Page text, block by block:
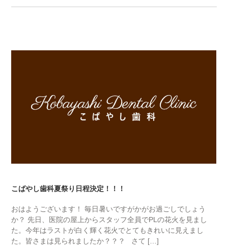
こばやし歯科夏祭り日程決定！！！
おはようございます！ 毎日暑いですがかがお過ごしでしょう
か？ 先日、医院の屋上からスタッフ全員でPLの花火を見まし
た。今年はラストが白く輝く花火でとてもきれいに見えまし
た。皆さまは見られましたか？？？ さて […]